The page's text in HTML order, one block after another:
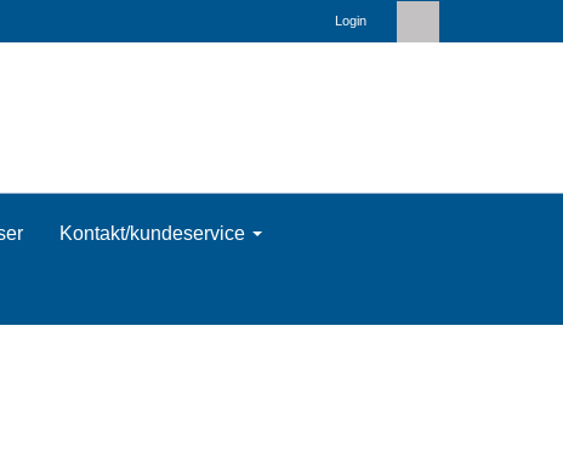
Login
Kontakt/kundeservice